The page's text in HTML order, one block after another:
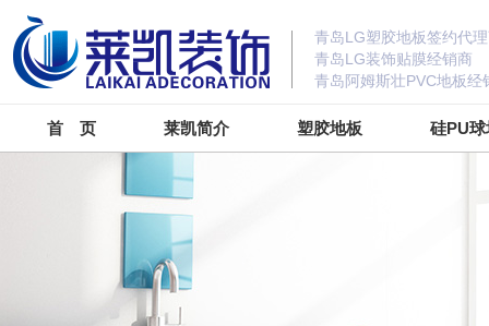
青岛LG塑胶地板签约代
青岛LG装饰贴膜经销商
青岛阿姆斯壮PVC地板经
首 页 莱凯简介 塑胶地板 硅PU球